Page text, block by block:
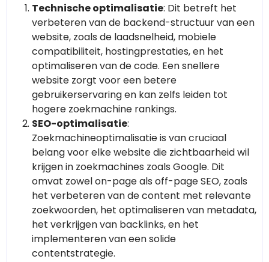
Technische optimalisatie: Dit betreft het
verbeteren van de backend-structuur van een
website, zoals de laadsnelheid, mobiele
compatibiliteit, hostingprestaties, en het
optimaliseren van de code. Een snellere
website zorgt voor een betere
gebruikerservaring en kan zelfs leiden tot
hogere zoekmachine rankings.
SEO-optimalisatie:
Zoekmachineoptimalisatie is van cruciaal
belang voor elke website die zichtbaarheid wil
krijgen in zoekmachines zoals Google. Dit
omvat zowel on-page als off-page SEO, zoals
het verbeteren van de content met relevante
zoekwoorden, het optimaliseren van metadata,
het verkrijgen van backlinks, en het
implementeren van een solide
contentstrategie.